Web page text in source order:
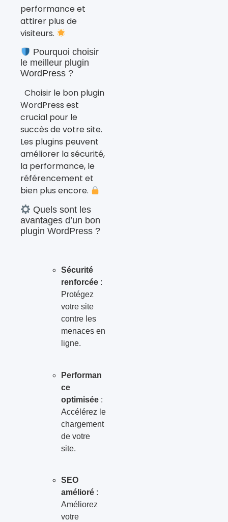
performance et
attirer plus de
visiteurs.
Pourquoi choisir
le meilleur plugin
WordPress ?
Choisir le bon plugin
WordPress est
crucial pour le
succès de votre site.
Les plugins peuvent
améliorer la sécurité,
la performance, le
référencement et
bien plus encore.
Quels sont les
avantages d’un bon
plugin WordPress ?
Sécurité
renforcée :
Protégez
votre site
contre les
menaces en
ligne.
Performan
ce
optimisée :
Accélérez le
chargement
de votre
site.
SEO
amélioré :
Améliorez
votre